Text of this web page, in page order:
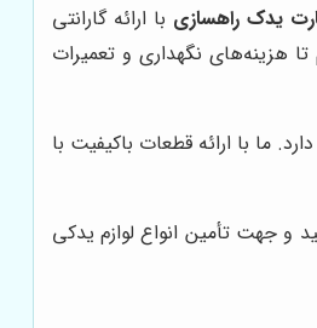
یدک راهسازی با ارائه گارانتی
هزینه‌های نگهداری و تعمیرات
ما با ارائه قطعات باکیفیت با
و جهت تأمین انواع لوازم یدکی